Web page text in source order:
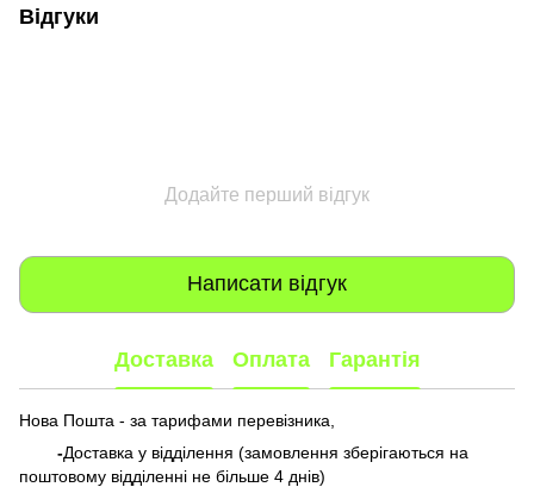
Відгуки
Додайте перший відгук
Написати відгук
Доставка Оплата Гарантія
Нова Пошта - за тарифами перевізника,
-Доставка у відділення (замовлення зберігаються на
поштовому відділенні не більше 4 днів)